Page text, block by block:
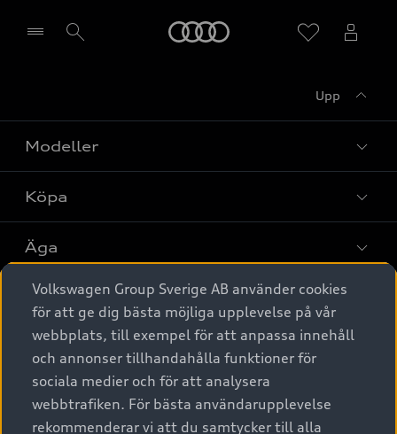
Upp
Modeller
Alla modeller
Elbilar
A6 modellerna
SUV
Avant
Köpa
Privaterbjudanden
Privatleasing
Nya bilar i lager
Begagnade bilar i lager
Audi approved :plus - så gott som nya
Finansiering
Äga
Service & tillbehör
Audi digital services
Originaltillbehör - köp online
Garantier
Tjänstebil
Tjänstebil
Business lease online
Företagsleasing
Om Audi Sverige
Kontakta oss
Volkswagen Group Sverige AB använder cookies
för att ge dig bästa möjliga upplevelse på vår
webbplats, till exempel för att anpassa innehåll
och annonser tillhandahålla funktioner för
sociala medier och för att analysera
webbtrafiken. För bästa användarupplevelse
rekommenderar vi att du samtycker till alla